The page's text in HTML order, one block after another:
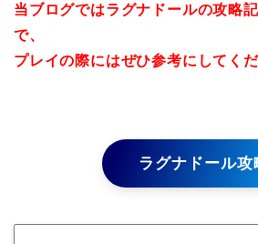
当ブログではラグナドールの攻略
で、
プレイの際にはぜひ参考にしてくだ
ラグナドール攻